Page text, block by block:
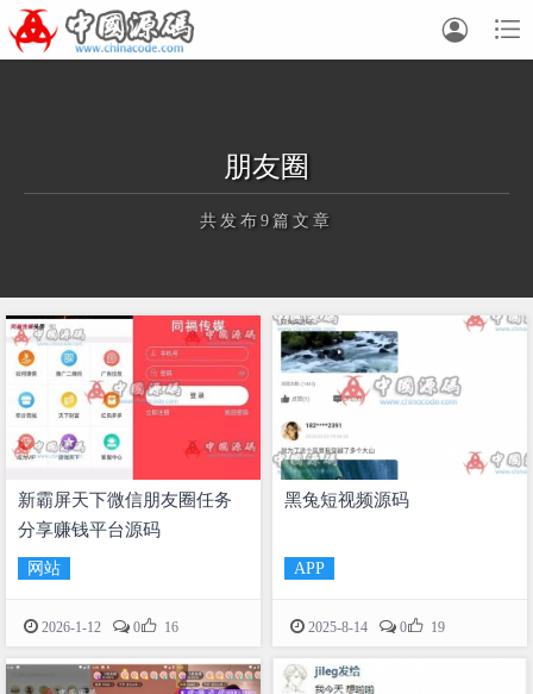


朋友圈
共发布9篇文章
正在为您加载新内容
新霸屏天下微信朋友圈任务
分享赚钱平台源码
网站
2026-1-12 0 16
黑兔短视频源码
APP
2025-8-14 0 19